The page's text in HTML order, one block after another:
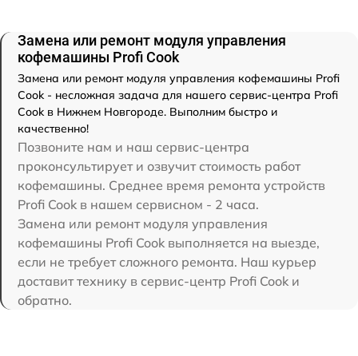
Замена или ремонт модуля управления
кофемашины Profi Cook
Замена или ремонт модуля управления кофемашины Profi
Cook - несложная задача для нашего сервис-центра Profi
Cook в Нижнем Новгороде. Выполним быстро и
качественно!
Позвоните нам и наш сервис-центра
проконсультирует и озвучит стоимость работ
кофемашины. Среднее время ремонта устройств
Profi Cook в нашем сервисном - 2 часа.
Замена или ремонт модуля управления
кофемашины Profi Cook выполняется на выезде,
если не требует сложного ремонта. Наш курьер
доставит технику в сервис-центр Profi Cook и
обратно.